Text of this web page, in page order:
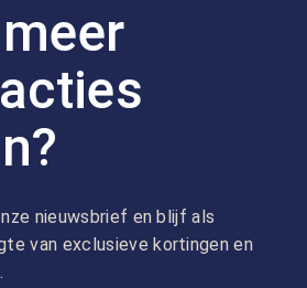
nieuwsbrief en blijf als
van exclusieve kortingen en